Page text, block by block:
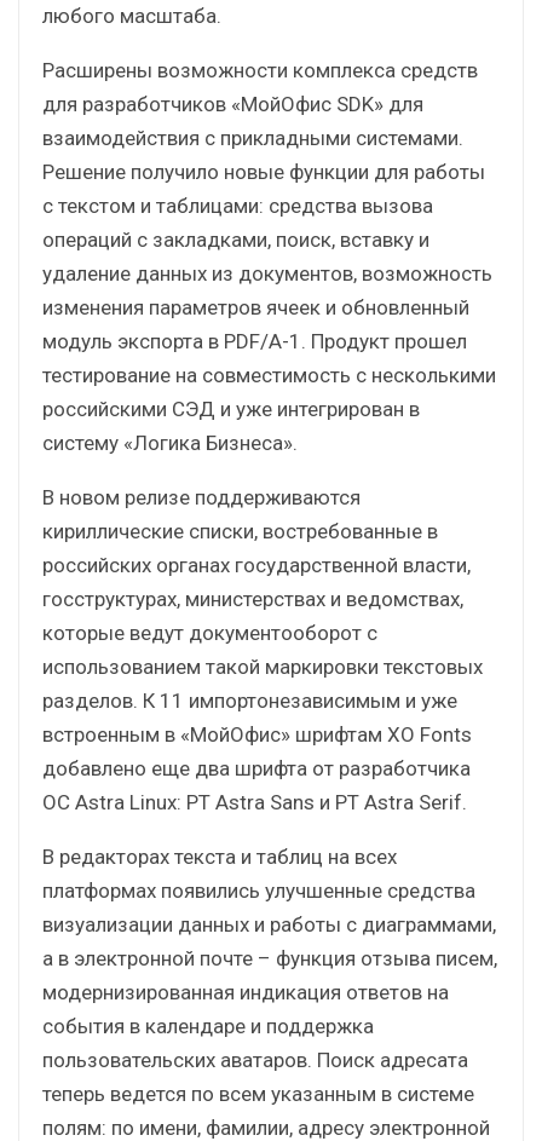
любого масштаба.
Расширены возможности комплекса средств
для разработчиков «МойОфис SDK» для
взаимодействия с прикладными системами.
Решение получило новые функции для работы
с текстом и таблицами: средства вызова
операций с закладками, поиск, вставку и
удаление данных из документов, возможность
изменения параметров ячеек и обновленный
модуль экспорта в PDF/A-1. Продукт прошел
тестирование на совместимость с несколькими
российскими СЭД и уже интегрирован в
систему «Логика Бизнеса».
В новом релизе поддерживаются
кириллические списки, востребованные в
российских органах государственной власти,
госструктурах, министерствах и ведомствах,
которые ведут документооборот с
использованием такой маркировки текстовых
разделов. К 11 импортонезависимым и уже
встроенным в «МойОфис» шрифтам XO Fonts
добавлено еще два шрифта от разработчика
ОС Astra Linux: PT Astra Sans и PT Astra Serif.
В редакторах текста и таблиц на всех
платформах появились улучшенные средства
визуализации данных и работы с диаграммами,
а в электронной почте – функция отзыва писем,
модернизированная индикация ответов на
события в календаре и поддержка
пользовательских аватаров. Поиск адресата
теперь ведется по всем указанным в системе
полям: по имени, фамилии, адресу электронной